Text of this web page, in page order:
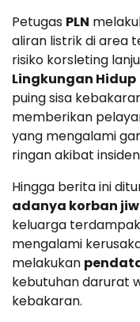
Petugas PLN
aliran listrik di area
risiko korsleting
Lingkungan Hidup
puing sisa
memberikan
yang mengalami
ringan akibat
Hingga berita ini
adanya korban
keluarga
mengalami
melakukan
kebutuhan darurat
kebakaran.